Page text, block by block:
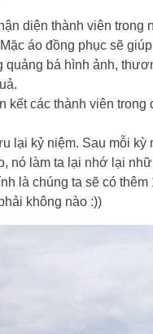
diện thành viên
áo đồng phục sẽ
quảng bá hình ảnh,
kết các thành viên
lại kỷ niệm. Sau mỗi
nó làm ta lại nhớ lại
là chúng ta sẽ có
không nào :))